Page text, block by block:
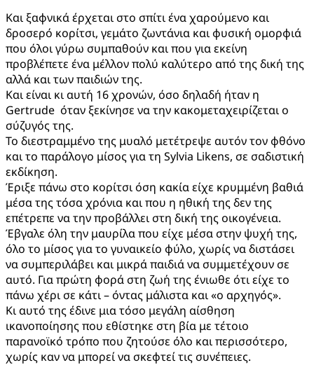
Και ξαφνικά έρχεται στο σπίτι ένα χαρούμενο και
δροσερό κορίτσι, γεμάτο ζωντάνια και φυσική ομορφιά
που όλοι γύρω συμπαθούν και που για εκείνη
προβλέπετε ένα μέλλον πολύ καλύτερο από της δική της
αλλά και των παιδιών της.
Και είναι κι αυτή 16 χρονών, όσο δηλαδή ήταν η
Gertrude όταν ξεκίνησε να την κακομεταχειρίζεται ο
σύζυγός της.
Το διεστραμμένο της μυαλό μετέτρεψε αυτόν τον φθόνο
και το παράλογο μίσος για τη Sylvia Likens, σε σαδιστική
εκδίκηση.
Έριξε πάνω στο κορίτσι όση κακία είχε κρυμμένη βαθιά
μέσα της τόσα χρόνια και που η ηθική της δεν της
επέτρεπε να την προβάλλει στη δική της οικογένεια.
Έβγαλε όλη την μαυρίλα που είχε μέσα στην ψυχή της,
όλο το μίσος για το γυναικείο φύλο, χωρίς να διστάσει
να συμπεριλάβει και μικρά παιδιά να συμμετέχουν σε
αυτό. Για πρώτη φορά στη ζωή της ένιωθε ότι είχε το
πάνω χέρι σε κάτι – όντας μάλιστα και «ο αρχηγός».
Κι αυτό της έδινε μια τόσο μεγάλη αίσθηση
ικανοποίησης που εθίστηκε στη βία με τέτοιο
παρανοϊκό τρόπο που ζητούσε όλο και περισσότερο,
χωρίς καν να μπορεί να σκεφτεί τις συνέπειες.